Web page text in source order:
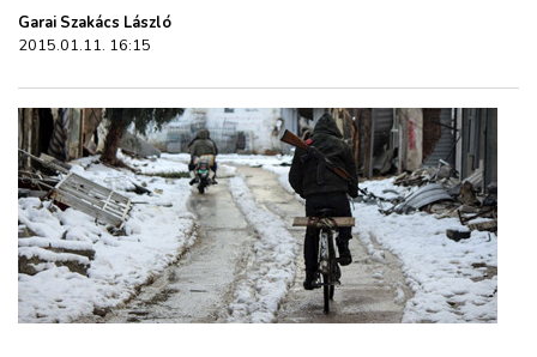
REPÜLÉS
KÖZLEKEDÉSFEJLESZTÉS
ELLÁTÁSI LÁNC
ZÖLDÚT
HAJÓZÁS
Garai Szakács László
2015.01.11. 16:15